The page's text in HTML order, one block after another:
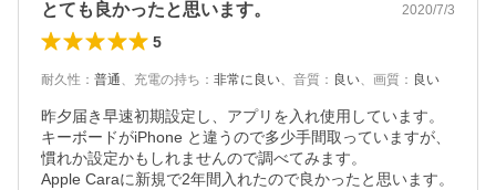
とても良かったと思います。 2020/7/3
5
耐久性 ： 普通、 充電の持ち ： 非常に良い、 音質 ： 良い、 画質 ： 良い
昨夕届き早速初期設定し、アプリを入れ使用しています。
キーボードがiPhone と違うので多少手間取っていますが、
慣れか設定かもしれませんので調べてみます。
Apple Caraに新規で2年間入れたので良かったと思います。